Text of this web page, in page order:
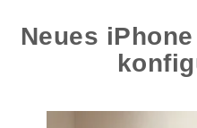
Neues